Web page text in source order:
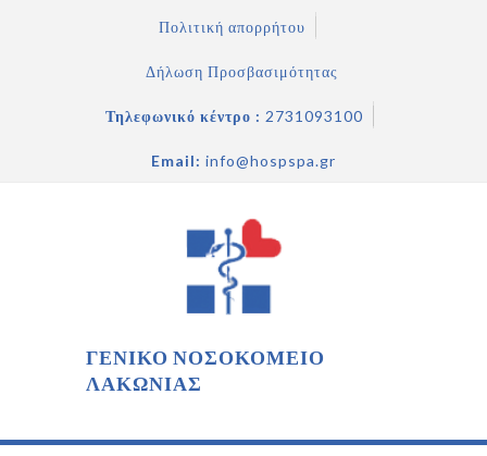
Πολιτική απορρήτου
Δήλωση Προσβασιμότητας
Τηλεφωνικό κέντρο : 2731093100
Email: info@hospspa.gr
ΓΕΝΙΚΟ ΝΟΣΟΚΟΜΕΙΟ
ΛΑΚΩΝΙΑΣ